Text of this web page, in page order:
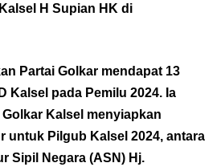
H Supian HK di
Partai Golkar mendapat 13
Kalsel pada Pemilu 2024. Ia
Kalsel menyiapkan
untuk Pilgub Kalsel 2024, antara
Sipil Negara (ASN) Hj.